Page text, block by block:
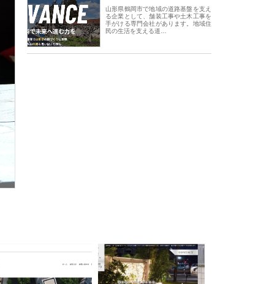
山形県鶴岡市で地域の道路基盤を支え
る企業として、舗装工事や土木工事を
手がける専門会社があります。地域住
民の生活を支える道…